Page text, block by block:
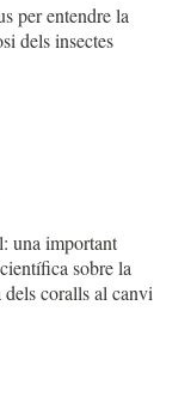
per entendre la
dels insectes
una important
sobre la
dels coralls al canvi